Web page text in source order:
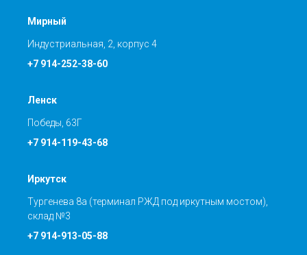
Мирный
Индустриальная, 2, корпус 4
+7 914-252-38-60
Ленск
Победы, 63Г
+7 914-119-43-68
Иркутск
Тургенева 8а (терминал РЖД под иркутным мостом),
склад №3
+7 914-913-05-88